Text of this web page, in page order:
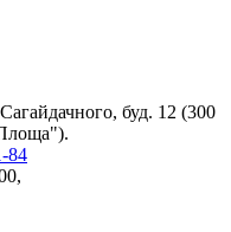
буд. 12 (300
84